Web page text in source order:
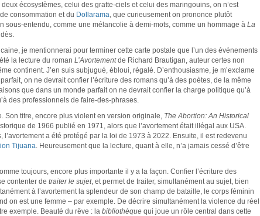
écosystèmes, celui des gratte-ciels et celui des maringouins, on n’est
consommation et du Dollarama, que curieusement on prononce plutôt
sous-entendu, comme une mélancolie à demi-mots, comme un hommage à La
je mentionnerai pour terminer cette carte postale que l’un des événements
la lecture du roman L’Avortementde Richard Brautigan, auteur certes non
continent. J’en suis subjugué, ébloui, régalé. D’enthousiasme, je m’exclame
on ne devrait confier l’écriture des romans qu’à des poètes, de la même
que dans un monde parfait on ne devrait confier la charge politique qu’à
des professionnels de faire-des-phrases.
Son titre, encore plus violent en version originale, The Abortion: An Historical
de 1966 publié en 1971, alors que l’avortement était illégal aux USA.
l’avortement a été protégé par la loi de 1973 à 2022. Ensuite, il est redevenu
Tijuana. Heureusement que la lecture, quant à elle, n’a jamais cessé d’être
toujours, encore plus importante il y a la façon. Confier l’écriture des
contenter de traiter le sujet, et permet de traiter, simultanément au sujet, bien
à l’avortement la splendeur de son champ de bataille, le corps féminin
on est une femme – par exemple. De décrire simultanément la violence du réel
exemple. Beauté du rêve : la bibliothèque qui joue un rôle central dans cette